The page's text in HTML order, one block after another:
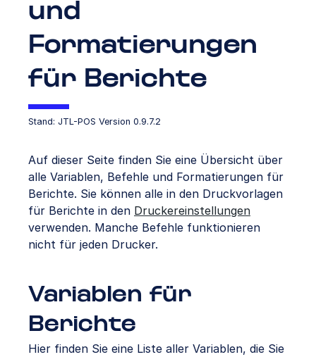
und
Formatierungen
für Berichte
Stand: JTL-POS Version 0.9.7.2
Auf dieser Seite finden Sie eine Übersicht über
alle Variablen, Befehle und Formatierungen für
Berichte. Sie können alle in den Druckvorlagen
für Berichte in den Druckereinstellungen
verwenden. Manche Befehle funktionieren
nicht für jeden Drucker.
Variablen für
Berichte
Hier finden Sie eine Liste aller Variablen, die Sie